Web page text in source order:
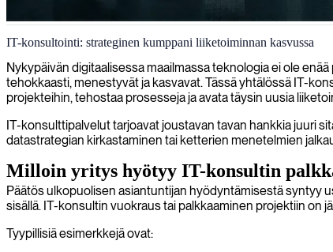
IT-konsultointia Birminghamissa
Yhdistämme erittäin ammattitaitoiset IT-konsultit
IT-konsultointi: strateginen kumppani liiketoiminnan kasvussa
Nykypäivän digitaalisessa maailmassa teknologia ei ole
tehokkaasti, menestyvät ja kasvavat. Tässä yhtälössä IT-
projekteihin, tehostaa prosesseja ja avata täysin uusia
IT-konsulttipalvelut tarjoavat joustavan tavan hankkia juuri
datastrategian kirkastaminen tai ketterien menetelmien
Milloin yritys hyötyy IT-konsultin
Päätös ulkopuolisen asiantuntijan hyödyntämisestä syntyy
sisällä. IT-konsultin vuokraus tai palkkaaminen projektiin on
Tyypillisiä esimerkkejä ovat: